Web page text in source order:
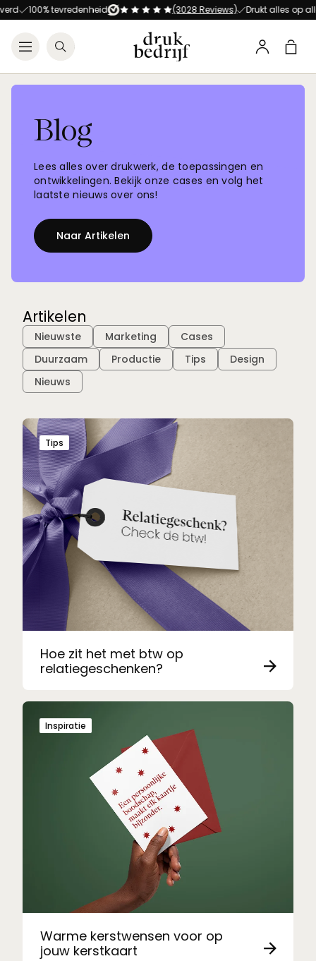
Direct naar de
Direct naar de hoofdinhoud
Open menu
Zoeken
Profiel
100% tevredenheid (3028 Reviews) Drukt alles op alles!
Blog
Lees alles over drukwerk, de toepassingen en
ontwikkelingen. Bekijk onze cases en volg het
laatste nieuws over ons!
Naar Artikelen
Artikelen
Filter:
Nieuwste Marketing
Cases
Duurzaam
Productie Tips
Design
Nieuws
Hoe zit het met btw op
relatiegeschenken?
Tips
Warme kerstwensen voor op
jouw kerstkaart
Inspiratie